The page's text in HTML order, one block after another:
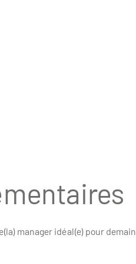
manager idéal(e) pour demain